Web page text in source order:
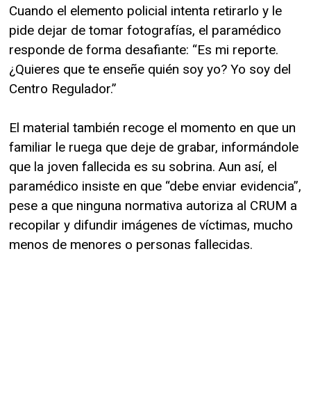
Cuando el elemento policial intenta retirarlo y le
pide dejar de tomar fotografías, el paramédico
responde de forma desafiante: “Es mi reporte.
¿Quieres que te enseñe quién soy yo? Yo soy del
Centro Regulador.”
El material también recoge el momento en que un
familiar le ruega que deje de grabar, informándole
que la joven fallecida es su sobrina. Aun así, el
paramédico insiste en que “debe enviar evidencia”,
pese a que ninguna normativa autoriza al CRUM a
recopilar y difundir imágenes de víctimas, mucho
menos de menores o personas fallecidas.